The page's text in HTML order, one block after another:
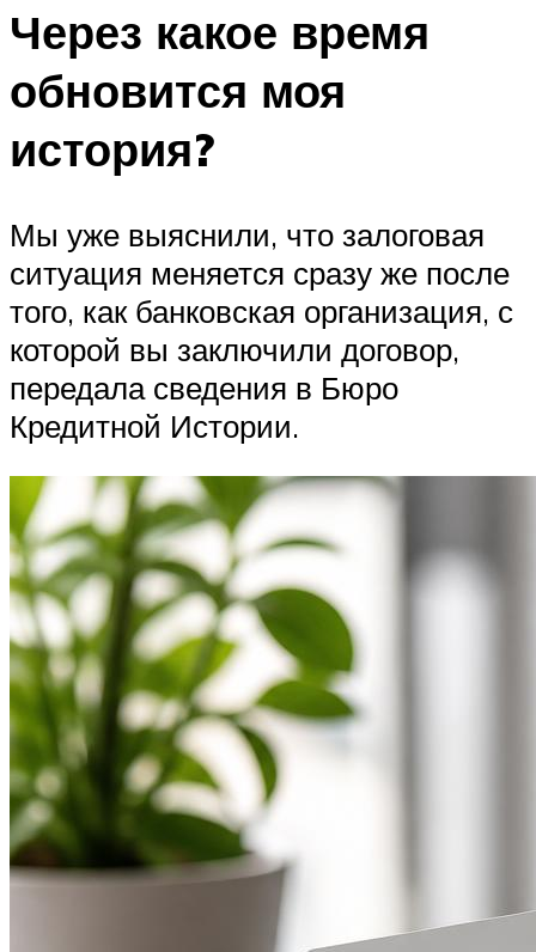
Через какое время
обновится моя
история?
Мы уже выяснили, что залоговая
ситуация меняется сразу же после
того, как банковская организация, с
которой вы заключили договор,
передала сведения в Бюро
Кредитной Истории.